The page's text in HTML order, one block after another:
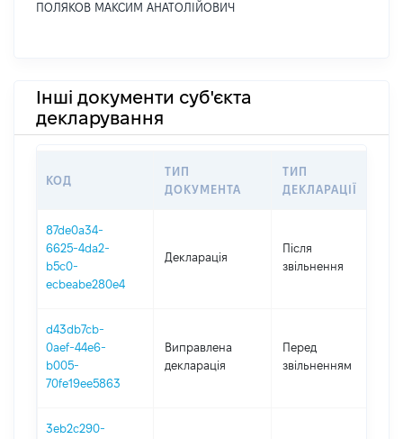
ПОЛЯКОВ МАКСИМ АНАТОЛІЙОВИЧ
Інші документи суб'єкта
декларування
КОД
ТИП
ДОКУМЕНТА
ТИП
ДЕКЛАРАЦІЇ
87de0a34-
6625-4da2-
b5c0-
ecbeabe280e4
Декларація
Після
звільнення
d43db7cb-
0aef-44e6-
b005-
70fe19ee5863
Виправлена
декларація
Перед
звільненням
3eb2c290-